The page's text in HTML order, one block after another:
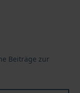
Beiträge zur